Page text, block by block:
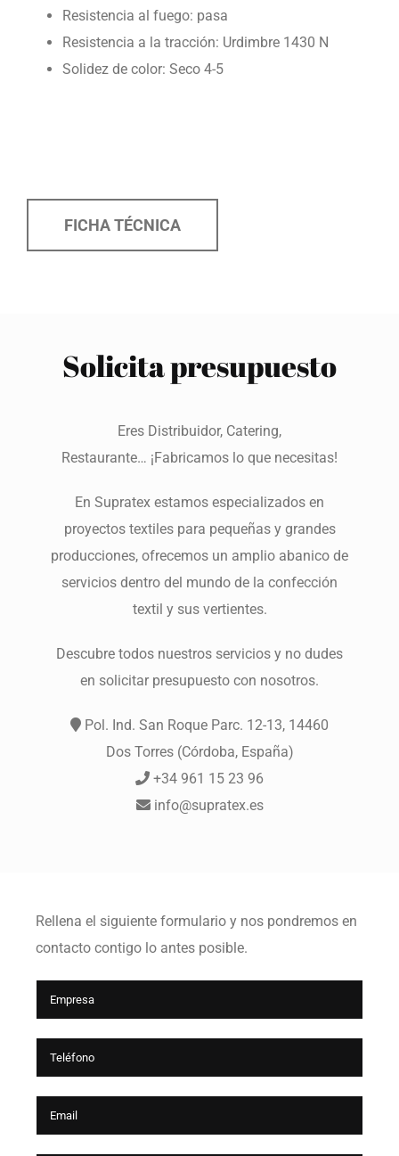
Resistencia al fuego: pasa
Resistencia a la tracción: Urdimbre 1430 N
Solidez de color: Seco 4-5
FICHA TÉCNICA
Solicita presupuesto
Eres Distribuidor, Catering,
Restaurante… ¡Fabricamos lo que necesitas!
En Supratex estamos especializados en
proyectos textiles para pequeñas y grandes
producciones, ofrecemos un amplio abanico de
servicios dentro del mundo de la confección
textil y sus vertientes.
Descubre todos nuestros servicios y no dudes
en solicitar presupuesto con nosotros.
Pol. Ind. San Roque Parc. 12-13, 14460
Dos Torres (Córdoba, España)
+34 961 15 23 96
info@supratex.es
Rellena el siguiente formulario y nos pondremos en
contacto contigo lo antes posible.